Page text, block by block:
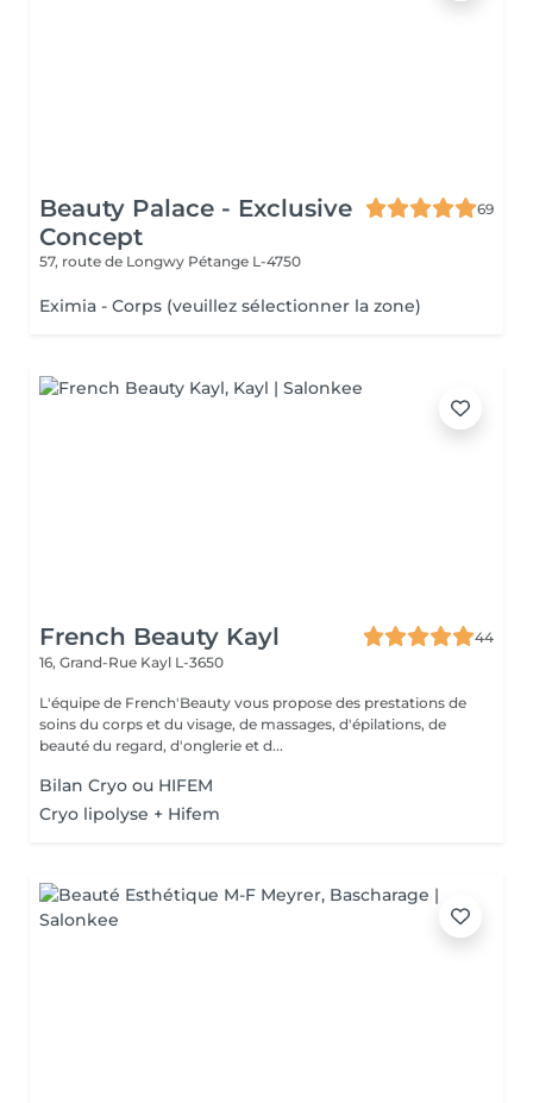
Beauty Palace - Exclusive
Concept
69
57, route de Longwy Pétange L-4750
Eximia - Corps (veuillez sélectionner la zone)
French Beauty Kayl
44
16, Grand-Rue Kayl L-3650
L'équipe de French'Beauty vous propose des prestations de
soins du corps et du visage, de massages, d'épilations, de
beauté du regard, d'onglerie et d...
Bilan Cryo ou HIFEM
Cryo lipolyse + Hifem